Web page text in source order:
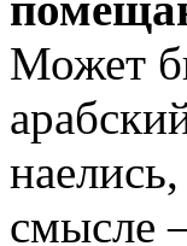
Может
смысле